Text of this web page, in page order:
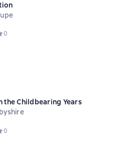
рейтинг 0 на основе 0 оценок
0
the Childbearing Years
рейтинг 0 на основе 0 оценок
0